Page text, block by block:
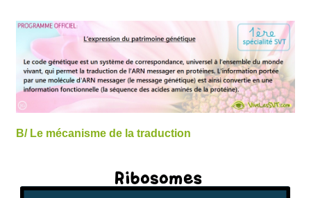
B/ Le mécanisme de la traduction